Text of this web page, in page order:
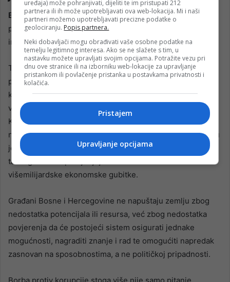
B
osna i Hercegovina danas nije suočena samo s
političkom krizom, već i s dubokom krizom upravljanja,
institucionalnog povjerenja i odgovornosti.
Tokom posljednjih decenija razvijen je složen sistem
političko-ekonomskih mreža i interesnih struktura koje
koriste javne institucije kao instrument za očuvanje
vlastitih privilegija i kontrolu nad javnim resursima.
Korupcija, zloupotreba institucija, netransparentne javne
nabavke i stranačka kontrola ključnih sektora predstavljaju
jedan od najvećih izazova za razvoj države. Posljedice
takvog sistema procjenjuju se kroz višemilionske i
višemilijardske ekonomske gubitke.
Građani Bosne i Hercegovine ne napuštaju zemlju zbog
nedostatka potencijala ili resursa, već zbog nedostatka
povjerenja da će postojeći sistem osigurati jednake
mogućnosti, nagraditi znanje i rad te omogućiti napredak
zasnovan na sposobnostima, a ne političkoj pripadnosti.
Borba protiv korupcije stoga više nije samo pitanje
uređaja) može pohranjivati, dijeliti te im pristupati 212
partnera ili ih može upotrebljavati ova web-lokacija. Mi i naši
partneri možemo upotrebljavati precizne podatke o
geolociranju. Popis partnera.
Neki dobavljači mogu obrađivati vaše osobne podatke na
temelju legitimnog interesa. Ako se ne slažete s tim, u
nastavku možete upravljati svojim opcijama. Potražite vezu pri
dnu ove stranice ili na izborniku web-lokacije za upravljanje
pristankom ili povlačenje pristanka u postavkama privatnosti i
kolačića.
Pristajem
Upravljanje opcijama